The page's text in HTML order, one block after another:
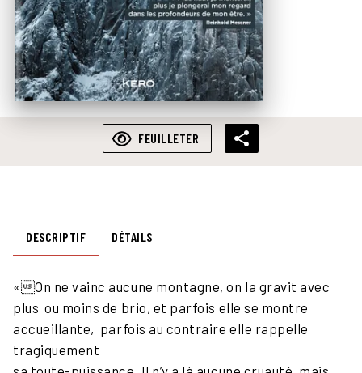
FEUILLETER
DESCRIPTIF DÉTAILS
«On ne vainc aucune montagne, on la gravit avec
plus ou moins de brio, et parfois elle se montre
accueillante, parfois au contraire elle rappelle
tragiquement